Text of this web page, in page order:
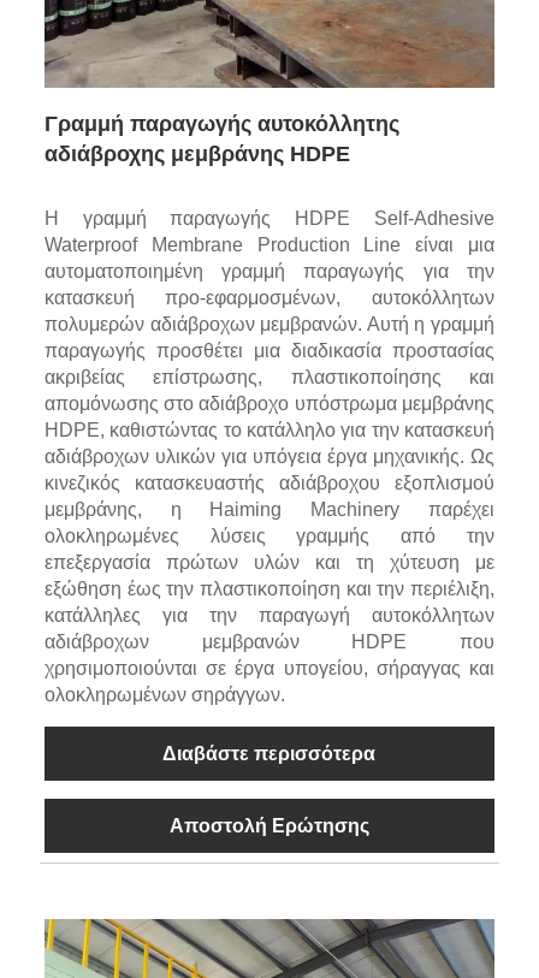
Γραμμή παραγωγής αυτοκόλλητης
αδιάβροχης μεμβράνης HDPE
Η γραμμή παραγωγής HDPE Self-Adhesive
Waterproof Membrane Production Line είναι μια
αυτοματοποιημένη γραμμή παραγωγής για την
κατασκευή προ-εφαρμοσμένων, αυτοκόλλητων
πολυμερών αδιάβροχων μεμβρανών. Αυτή η γραμμή
παραγωγής προσθέτει μια διαδικασία προστασίας
ακριβείας επίστρωσης, πλαστικοποίησης και
απομόνωσης στο αδιάβροχο υπόστρωμα μεμβράνης
HDPE, καθιστώντας το κατάλληλο για την κατασκευή
αδιάβροχων υλικών για υπόγεια έργα μηχανικής. Ως
κινεζικός κατασκευαστής αδιάβροχου εξοπλισμού
μεμβράνης, η Haiming Machinery παρέχει
ολοκληρωμένες λύσεις γραμμής από την
επεξεργασία πρώτων υλών και τη χύτευση με
εξώθηση έως την πλαστικοποίηση και την περιέλιξη,
κατάλληλες για την παραγωγή αυτοκόλλητων
αδιάβροχων μεμβρανών HDPE που
χρησιμοποιούνται σε έργα υπογείου, σήραγγας και
ολοκληρωμένων σηράγγων.
Διαβάστε περισσότερα
Αποστολή Ερώτησης